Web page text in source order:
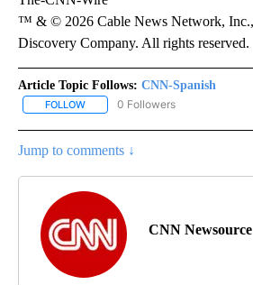
™ & © 2026 Cable News Network, Inc.,
Discovery Company. All rights reserved.
Article Topic Follows: CNN-Spanish
FOLLOW FOLLOW "CNN-SPANISH" TO
0 Followers
Jump to comments ↓
CNN Newsource